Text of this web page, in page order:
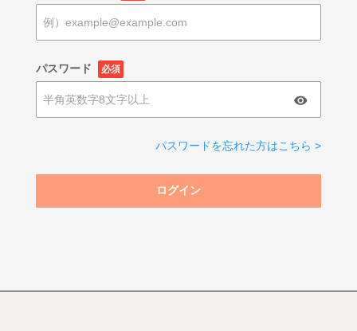
パスワード 必須
パスワードを忘れた方はこちら >
ログイン